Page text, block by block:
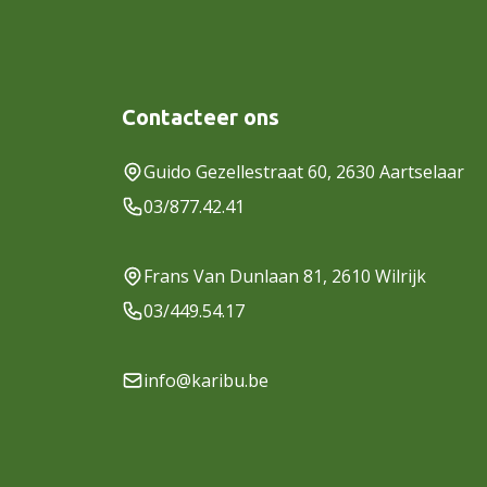
Contacteer ons
Guido Gezellestraat 60, 2630 Aartselaar
03/877.42.41
Frans Van Dunlaan 81, 2610 Wilrijk
03/449.54.17
info@karibu.be